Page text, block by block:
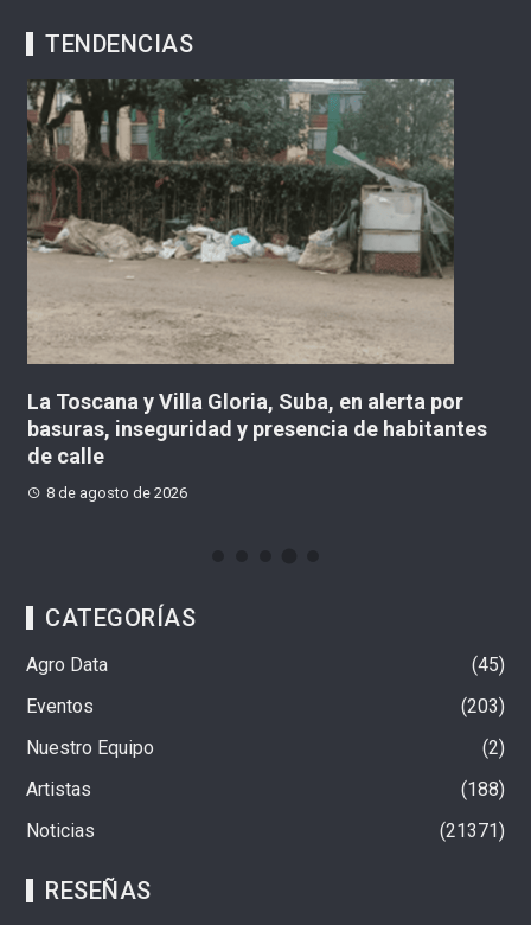
TENDENCIAS
La Toscana y Villa Gloria, Suba, en alerta por
basuras, inseguridad y presencia de habitantes
de calle
8 de agosto de 2026
CATEGORÍAS
Agro Data
45
Eventos
203
Nuestro Equipo
2
Artistas
188
Noticias
21371
RESEÑAS